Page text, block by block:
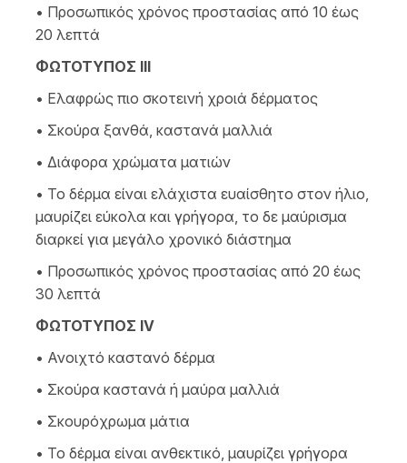
• Προσωπικός χρόνος προστασίας από 10 έως
20 λεπτά
ΦΩΤΟΤΥΠΟΣ ΙΙΙ
• Ελαφρώς πιο σκοτεινή χροιά δέρματος
• Σκούρα ξανθά, καστανά μαλλιά
• Διάφορα χρώματα ματιών
• Το δέρμα είναι ελάχιστα ευαίσθητο στον ήλιο,
μαυρίζει εύκολα και γρήγορα, το δε μαύρισμα
διαρκεί για μεγάλο χρονικό διάστημα
• Προσωπικός χρόνος προστασίας από 20 έως
30 λεπτά
ΦΩΤΟΤΥΠΟΣ ΙV
• Ανοιχτό καστανό δέρμα
• Σκούρα καστανά ή μαύρα μαλλιά
• Σκουρόχρωμα μάτια
• Το δέρμα είναι ανθεκτικό, μαυρίζει γρήγορα